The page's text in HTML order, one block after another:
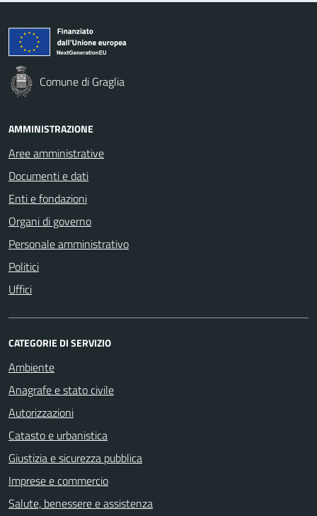
Comune di Graglia
AMMINISTRAZIONE
Aree amministrative
Documenti e dati
Enti e fondazioni
Organi di governo
Personale amministrativo
Politici
Uffici
CATEGORIE DI SERVIZIO
Ambiente
Anagrafe e stato civile
Autorizzazioni
Catasto e urbanistica
Giustizia e sicurezza pubblica
Imprese e commercio
Salute, benessere e assistenza